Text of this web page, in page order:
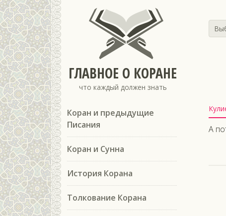
ГЛАВНОЕ О КОРАНЕ
что каждый должен знать
Коран и предыдущие
Писания
Коран и Сунна
История Корана
Толкование Корана
А